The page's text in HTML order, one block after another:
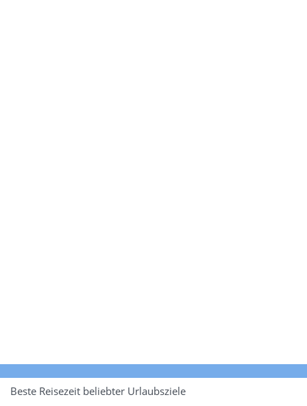
Beste Reisezeit beliebter Urlaubsziele